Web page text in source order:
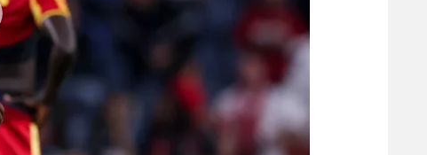
מדיניות פרטיות
תקנון פעילות ספורט 1
רשיון להקרנה פומבית לבית עסק
הצטרפות לחבילת הערוצים
לוח דרושים – ג'ובנט